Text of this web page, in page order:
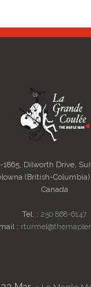
1865, Dilworth Drive,
(British-Columbia)
Canada
Tel. : 250 868-6147
: